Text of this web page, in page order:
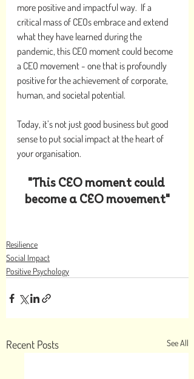
more positive and impactful way.  If a
critical mass of CEOs embrace and extend
what they have learned during the
pandemic, this CEO moment could become
a CEO movement - one that is profoundly
positive for the achievement of corporate,
human, and societal potential.
Today, it’s not just good business but good
sense to put social impact at the heart of
your organisation.
"This CEO moment could
become a CEO movement"
Resilience
Social Impact
Positive Psychology
Recent Posts See All